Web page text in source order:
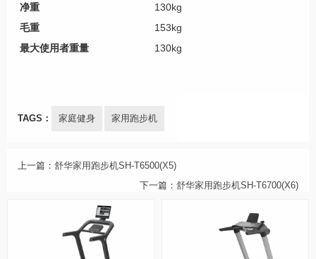
净重
130kg
毛重
153kg
最大使用者重量
130kg
TAGS： 家庭健身 家用跑步机
上一篇： 舒华家用跑步机SH-T6500(X5)
下一篇： 舒华家用跑步机SH-T6700(X6)